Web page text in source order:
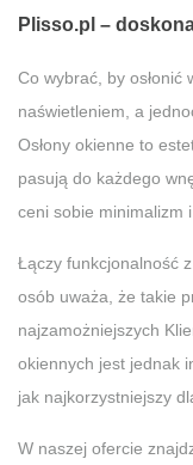
Plisso.pl –
Co wybrać, by osłonić
naświetleniem, a
Osłony okienne to
pasują do każdego
ceni sobie minimalizm i
Łączy funkcjonalność
osób uważa, że takie
najzamożniejszych
okiennych jest jednak
jak najkorzystniejszy
W naszej ofercie